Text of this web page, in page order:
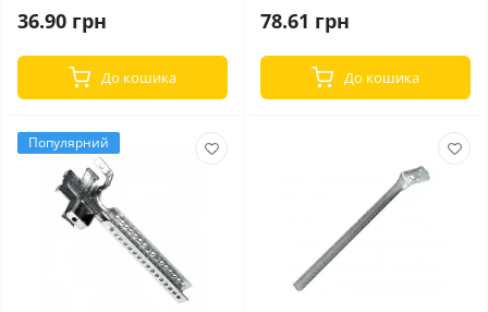
36.90 грн
До кошика
78.61 грн
До кошика
Популярний